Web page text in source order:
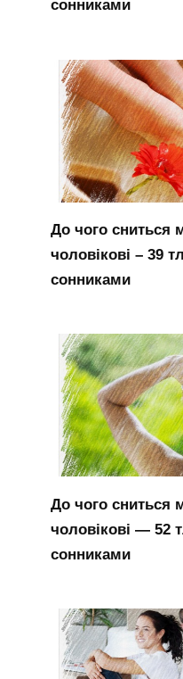
сонниками
До чого сниться
чоловікові – 39
сонниками
До чого сниться
чоловікові — 52
сонниками